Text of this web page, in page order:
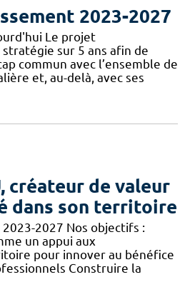
2023-2027
Le projet
sur 5 ans afin de
commun avec l’ensemble de
et, au-delà, avec ses
créateur de valeur
dans son territoire
2027 Nos objectifs :
un appui aux
pour innover au bénéfice
Construire la